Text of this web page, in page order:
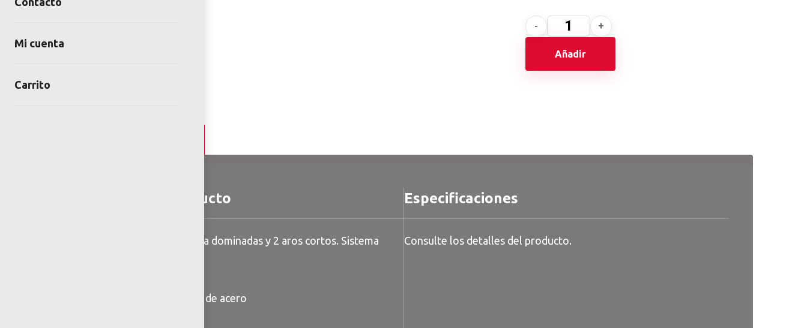
Añadir
Detalles del producto
Barra con 4 posiciones para dominadas y 2 aros cortos. Sistema
Colores: a elegir 2 colores de acero
Especificaciones
Consulte los detalles del producto.
Mi cuenta
Carrito